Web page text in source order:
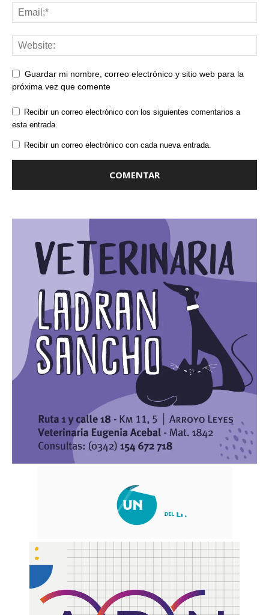
Guardar mi nombre, correo electrónico y sitio web para la
próxima vez que comente
Recibir un correo electrónico con los siguientes comentarios a
esta entrada.
Recibir un correo electrónico con cada nueva entrada.